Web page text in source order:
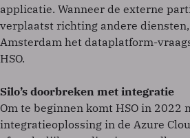
applicatie. Wanneer de externe
verplaatst richting andere
Amsterdam het dataplatform-
HSO.
Silo’s doorbreken met integratie
Om te beginnen komt HSO in 2022
integratieoplossing in de Azure